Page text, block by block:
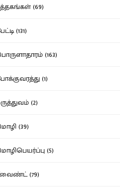
(69)
(131)
(163)
(1)
(2)
(39)
(5)
(79)